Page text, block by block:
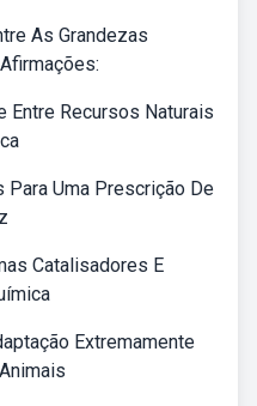
As Grandezas
Entre Recursos Naturais
Uma Prescrição De
Catalisadores E
Extremamente